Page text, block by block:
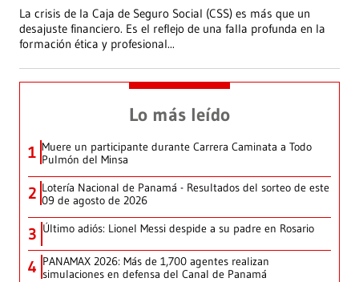
La crisis de la Caja de Seguro Social (CSS) es más que un
desajuste financiero. Es el reflejo de una falla profunda en la
formación ética y profesional...
Lo más leído
1 Muere un participante durante Carrera Caminata a Todo
Pulmón del Minsa
2 Lotería Nacional de Panamá - Resultados del sorteo de este
09 de agosto de 2026
3 Último adiós: Lionel Messi despide a su padre en Rosario
4 PANAMAX 2026: Más de 1,700 agentes realizan
simulaciones en defensa del Canal de Panamá